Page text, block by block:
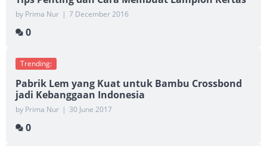
by Prima Nur | 7 December 2016
0
Trending:
Pabrik Lem yang Kuat untuk Bambu Crossbond
jadi Kebanggaan Indonesia
by Prima Nur | 30 June 2017
0